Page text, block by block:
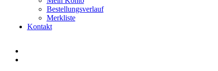
Bestellungsverlauf
Merkliste
Kontakt